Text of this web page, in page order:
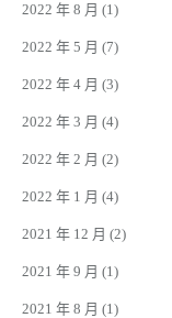
2022 年 8 月 (1)
2022 年 5 月 (7)
2022 年 4 月 (3)
2022 年 3 月 (4)
2022 年 2 月 (2)
2022 年 1 月 (4)
2021 年 12 月 (2)
2021 年 9 月 (1)
2021 年 8 月 (1)